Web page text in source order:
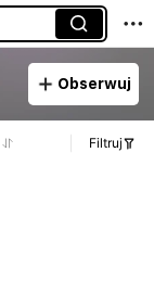
Obserwuj
Filtruj